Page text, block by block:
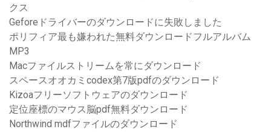
クス
Geforeドライバーのダウンロードに失敗しました
ポリフィア最も嫌われた無料ダウンロードフルアルバム
MP3
Macファイルストリームを常にダウンロード
スペースオオカミcodex第7版pdfのダウンロード
Kizoaフリーソフトウェアのダウンロード
定位座標のマウス脳pdf無料ダウンロード
Northwind mdfファイルのダウンロード